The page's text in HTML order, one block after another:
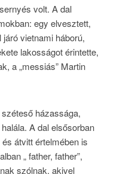
volt. A dal
egy elvesztett,
vietnami háború,
lakosságot érintette,
a „messiás” Martin
házassága,
A dal elsősorban
átvitt értelmében is
„ father, father”,
szólnak, akivel